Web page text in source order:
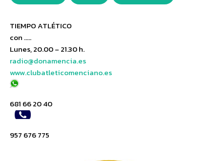
TIEMPO ATLÉTICO
con …..
Lunes, 20.00 – 21.30 h.
radio@donamencia.es
www.clubatleticomenciano.es
681 66 20 40
957 676 775